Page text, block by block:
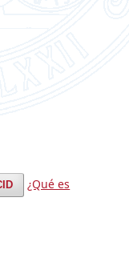
¿Qué es